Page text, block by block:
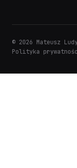
© 2026 Mateusz
Polityka